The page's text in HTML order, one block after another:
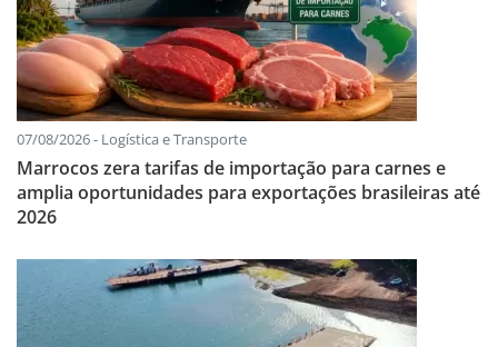
07/08/2026 - Logística e Transporte
Marrocos zera tarifas de importação para carnes e
amplia oportunidades para exportações brasileiras até
2026